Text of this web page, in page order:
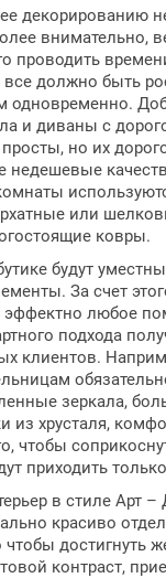
декорированию
внимательно,
проводить
все должно быть
и диваны с
но их
недешевые
или
ковры.
будут
За счет
эффектно любое
подхода
клиентов.
зеркала,
из хрусталя,
чтобы
приходить
в стиле Арт
красиво
чтобы достигнуть
контраст,